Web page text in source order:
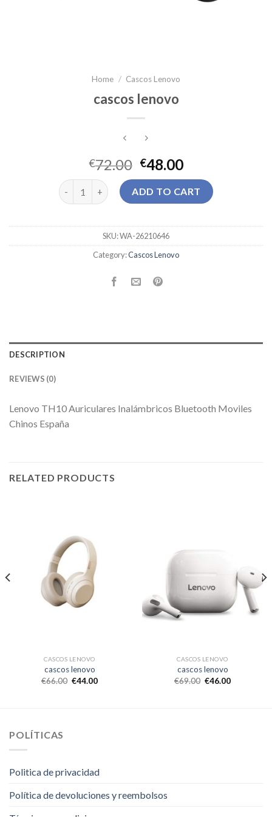
Home / Cascos Lenovo
cascos lenovo
€72.00 €48.00
cascos lenovo quantityADD TO CART
SKU:WA-26210646
Category:Cascos Lenovo
DESCRIPTION
REVIEWS (0)
Lenovo TH10 Auriculares Inalámbricos Bluetooth Moviles
Chinos España
RELATED PRODUCTS
CASCOS LENOVO
cascos lenovo
€66.00 €44.00
CASCOS LENOVO
cascos lenovo
€69.00 €46.00
POLÍTICAS
Politica de privacidad
Política de devoluciones y reembolsos